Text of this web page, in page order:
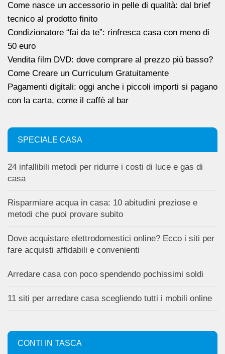
Come nasce un accessorio in pelle di qualità: dal brief
tecnico al prodotto finito
Condizionatore “fai da te”: rinfresca casa con meno di
50 euro
Vendita film DVD: dove comprare al prezzo più basso?
Come Creare un Curriculum Gratuitamente
Pagamenti digitali: oggi anche i piccoli importi si pagano
con la carta, come il caffè al bar
SPECIALE CASA
24 infallibili metodi per ridurre i costi di luce e gas di
casa
Risparmiare acqua in casa: 10 abitudini preziose e
metodi che puoi provare subito
Dove acquistare elettrodomestici online? Ecco i siti per
fare acquisti affidabili e convenienti
Arredare casa con poco spendendo pochissimi soldi
11 siti per arredare casa scegliendo tutti i mobili online
CONTI IN TASCA